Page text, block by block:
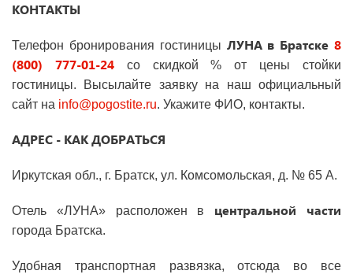
КОНТАКТЫ
Телефон бронирования гостиницы ЛУНА в Братске 8
(800) 777-01-24
со скидкой % от цены стойки
гостиницы. Высылайте заявку на наш официальный
сайт на info@pogostite.ru. Укажите ФИО, контакты.
АДРЕС - КАК ДОБРАТЬСЯ
Иркутская обл., г. Братск, ул. Комсомольская, д. № 65 А.
Отель «ЛУНА» расположен в центральной части
города Братска.
Удобная транспортная развязка, отсюда во все